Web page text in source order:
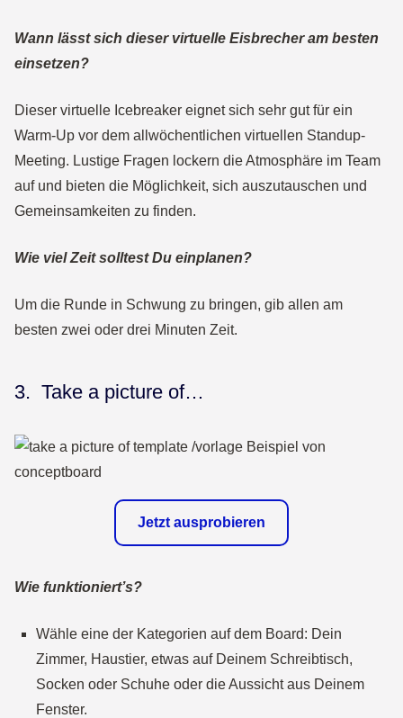
Wann lässt sich dieser virtuelle Eisbrecher am besten
einsetzen?
Dieser virtuelle Icebreaker eignet sich sehr gut für ein
Warm-Up vor dem allwöchentlichen virtuellen Standup-
Meeting. Lustige Fragen lockern die Atmosphäre im Team
auf und bieten die Möglichkeit, sich auszutauschen und
Gemeinsamkeiten zu finden.
Wie viel Zeit solltest Du einplanen?
Um die Runde in Schwung zu bringen, gib allen am
besten zwei oder drei Minuten Zeit.
3. Take a picture of…
Jetzt ausprobieren
Wie funktioniert’s?
Wähle eine der Kategorien auf dem Board: Dein
Zimmer, Haustier, etwas auf Deinem Schreibtisch,
Socken oder Schuhe oder die Aussicht aus Deinem
Fenster.